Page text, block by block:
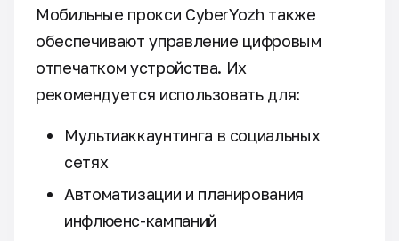
Мобильные прокси CyberYozh также
обеспечивают управление цифровым
отпечатком устройства. Их
рекомендуется использовать для:
Мультиаккаунтинга в социальных
сетях
Автоматизации и планирования
инфлюенс-кампаний